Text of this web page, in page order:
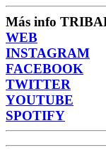
Más info
WEB
INSTAGRAM
FACEBOOK
TWITTER
YOUTUBE
SPOTIFY